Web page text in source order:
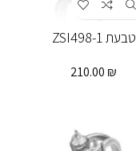
טבעת ZSI498-1
210.00 ₪